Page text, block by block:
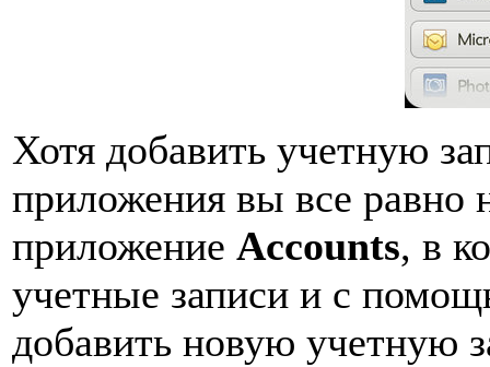
Хотя добавить учетную
приложения вы все равно
приложение Accounts, в
учетные записи и с
добавить новую учетную